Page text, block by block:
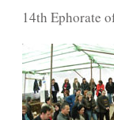
14th Ephorate